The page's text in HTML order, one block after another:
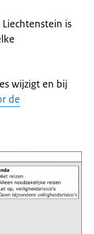
is
wijzigt en bij
de